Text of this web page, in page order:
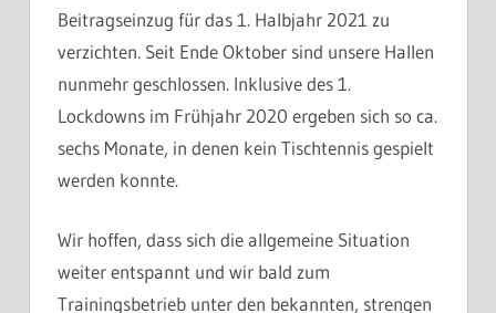
Beitragseinzug für das 1. Halbjahr 2021 zu
verzichten. Seit Ende Oktober sind unsere Hallen
nunmehr geschlossen. Inklusive des 1.
Lockdowns im Frühjahr 2020 ergeben sich so ca.
sechs Monate, in denen kein Tischtennis gespielt
werden konnte.
Wir hoffen, dass sich die allgemeine Situation
weiter entspannt und wir bald zum
Trainingsbetrieb unter den bekannten, strengen